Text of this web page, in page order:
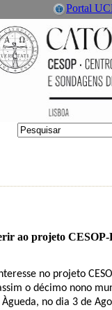
Portal
ao projeto
no projeto
o décimo nono
no dia 3 de